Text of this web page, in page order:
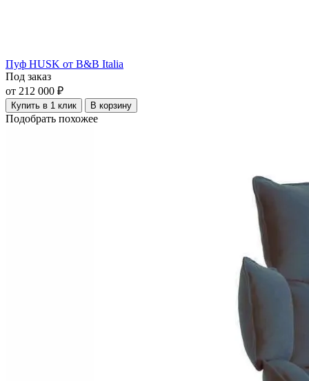
Пуф HUSK от B&B Italia
Под заказ
от 212 000 ₽
Купить в 1 клик В корзину
Подобрать похожее